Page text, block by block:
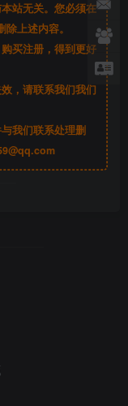
站无关。您必须在
上述内容。
买注册，得到更好
，请联系我们我们
我们联系处理删